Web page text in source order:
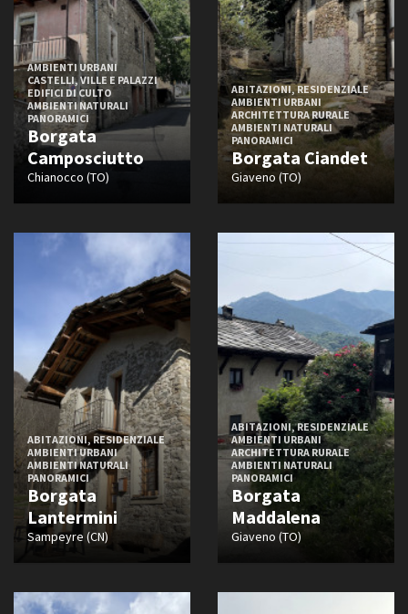
AMBIENTI URBANI
CASTELLI, VILLE E PALAZZI
EDIFICI DI CULTO
AMBIENTI NATURALI
PANORAMICI
Borgata
Camposciutto
Chianocco (TO)
ABITAZIONI, RESIDENZIALE
AMBIENTI URBANI
ARCHITETTURA RURALE
AMBIENTI NATURALI
PANORAMICI
Borgata Ciandet
Giaveno (TO)
ABITAZIONI, RESIDENZIALE
AMBIENTI URBANI
AMBIENTI NATURALI
PANORAMICI
Borgata
Lantermini
Sampeyre (CN)
ABITAZIONI, RESIDENZIALE
AMBIENTI URBANI
ARCHITETTURA RURALE
AMBIENTI NATURALI
PANORAMICI
Borgata
Maddalena
Giaveno (TO)